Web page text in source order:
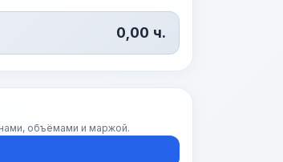
0,00 ч.
объёмами и маржой.